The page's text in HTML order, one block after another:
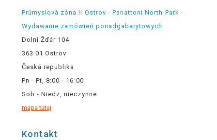
Průmyslová zóna II Ostrov - Panattoni North Park -
Wydawanie zamówień ponadgabarytowych
Dolní Žďár 104
363 01 Ostrov
Česká republika
Pn - Pt, 8:00 - 16:00
Sob - Niedz, nieczynne
mapa tutaj
Kontakt